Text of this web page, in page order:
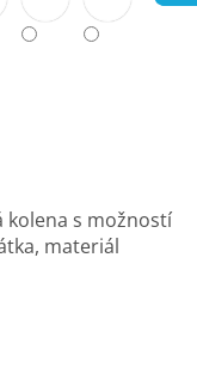
kolena s možností
materiál